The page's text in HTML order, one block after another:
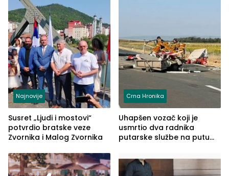
Najnovije
Susret „Ljudi i mostovi“
potvrdio bratske veze
Zvornika i Malog Zvornika
Crna Hronika
Uhapšen vozač koji je
usmrtio dva radnika
putarske službe na putu
(FOTO)